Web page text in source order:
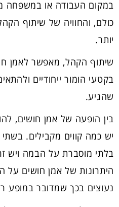
במקום העבודה או במשפחה
כולם, והחוויה של שיתוף
יותר.
שיתוף הקהל, מאפשר לאמן
בקטעי הומור ייחודיים
שהגיע.
בין הופעה של אמן חושים,
יש כמה קווים מקבילים.
בלתי מוסברת על הבמה ויש
היתרונות של אמן חושים על
נעוצים בכך שמדובר במופע